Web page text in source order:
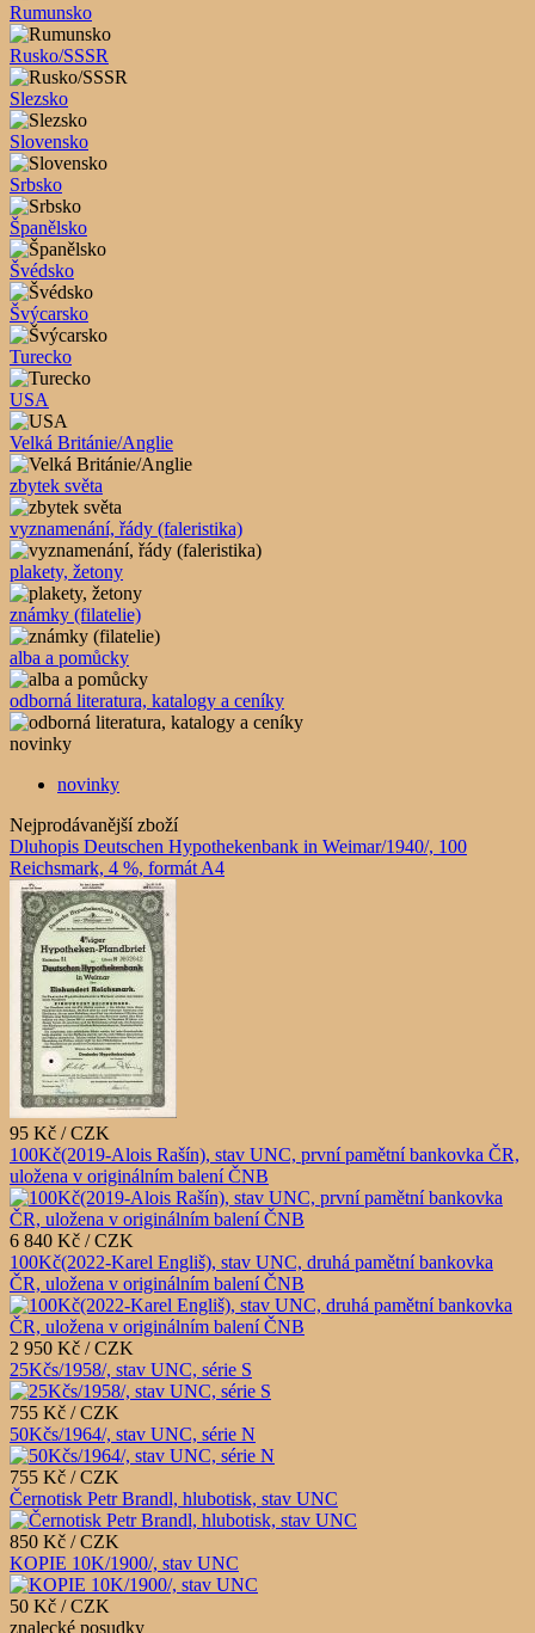
Rumunsko
Rusko/SSSR
Slezsko
Slovensko
Srbsko
Španělsko
Švédsko
Švýcarsko
Turecko
USA
Velká Británie/Anglie
zbytek světa
vyznamenání, řády (faleristika)
plakety, žetony
známky (filatelie)
alba a pomůcky
odborná literatura, katalogy a ceníky
novinky
novinky
Nejprodávanější zboží
Dluhopis Deutschen Hypothekenbank in Weimar/1940/, 100
Reichsmark, 4 %, formát A4
95 Kč / CZK
100Kč(2019-Alois Rašín), stav UNC, první pamětní bankovka ČR,
uložena v originálním balení ČNB
6 840 Kč / CZK
100Kč(2022-Karel Engliš), stav UNC, druhá pamětní bankovka
ČR, uložena v originálním balení ČNB
2 950 Kč / CZK
25Kčs/1958/, stav UNC, série S
755 Kč / CZK
50Kčs/1964/, stav UNC, série N
755 Kč / CZK
Černotisk Petr Brandl, hlubotisk, stav UNC
850 Kč / CZK
KOPIE 10K/1900/, stav UNC
50 Kč / CZK
znalecké posudky